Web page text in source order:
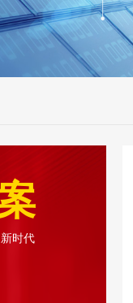
时代